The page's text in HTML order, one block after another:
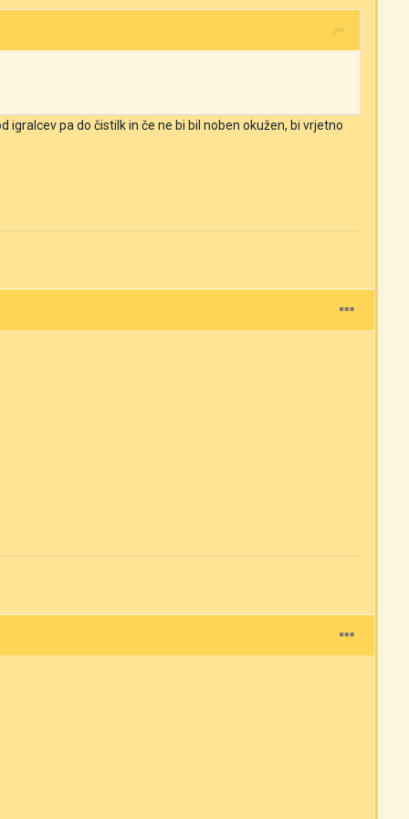
pa do čistilk in če ne bi bil noben okužen, bi vrjetno